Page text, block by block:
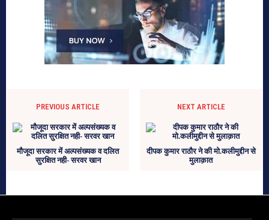
PREVIOUS ARTICLE
मौजूदा सरकार में अल्पसंख्यक व दलित
सुरक्षित नही- सरवर खान
NEXT ARTICLE
दीपक कुमार राठौर ने की मो.कलीमुद्दीन से
मुलाक़ात